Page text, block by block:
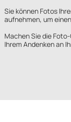
Sie können Fotos
aufnehmen, um
Machen Sie die
Ihrem Andenken an